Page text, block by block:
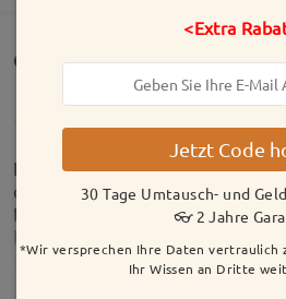
Customer Reviews(102)
Ich liebe sie wirklich sehr,
das Olivgrün passt toll zu
Ich werde sie mir
holen.
May 13 , 2026
<Extra
Jetzt Code
30 Tage Umtausch- und
👓 2 Jahre
*Wir versprechen Ihre Daten vertraulich
Ihr Wissen an Dritte